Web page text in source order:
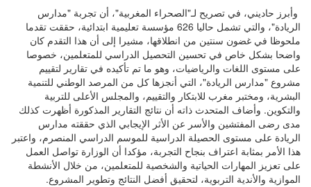
وأبرز حاديني، في تصريح لـ"الصحراء المغربية"، أن تجربة "مدارس
الريادة"، والتي تشمل حاليا 626 مؤسسة تعليمية ابتدائية، حققت تقدما
ملحوظا في غضون سنتين من انطلاقها، مشيرا إلى أن هذا التقدم كان
واضحا بشكل خاص في تحسين التحصيل الدراسي للمتعلمين، خصوصا
على مستوى اللغات والرياضيات، وهو ما تم تأكيده في تقارير لتقييم
مشروع "مدارس الريادة"، التي أنجزها كل من المرصد الوطني للتنمية
البشرية، ومختبر مغرب للابتكار والتقييم، والمجلس الأعلى للتربية
والتكوين. وأضاف المتحدث ذاته أن نتائج التقارير المذكورة أظهرت كذلك
مدى رضى المفتشين والأسر عن الأثر الإيجابي الذي حققته مدارس
الريادة على مستوى الحصيلة الدراسية للموسم الدراسي المنصرم، واعتبر
هذا الأمر بمثابة اعتراف بنجاح التجربة، مؤكدا أن الوزارة تواصل العمل
على تعزيز المهارات الحياتية والشخصية للمتعلمين، من خلال الأنشطة
الموازية والأندية التربوية، لتحقيق أفضل النتائج وتطوير المشروع.